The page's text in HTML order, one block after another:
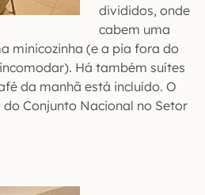
divididos, onde
cabem uma
minicozinha (e a pia fora do
Há também suítes
da manhã está incluído. O
Conjunto Nacional no Setor